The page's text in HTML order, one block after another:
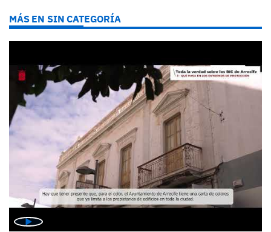
MÁS EN SIN CATEGORÍA